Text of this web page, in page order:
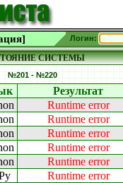
Логин:
СИСТЕМЫ
№201 - №220
Результат
Runtime error
Runtime error
Runtime error
Runtime error
Runtime error
Runtime error